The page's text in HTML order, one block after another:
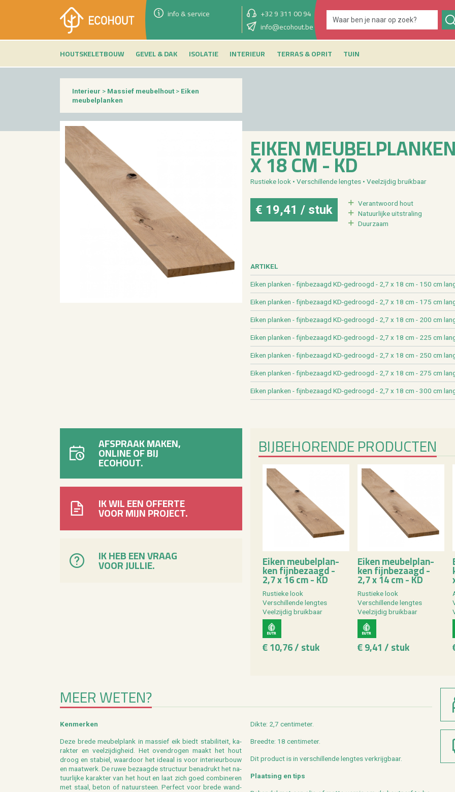
info & service +32 9 311 00 94
showroom morgen
info@ecohout.be
GESLOTEN
HOUTSKELETBOUW
GEVEL & DAK ISOLATIE INTERIEUR TERRAS & OPRIT TUIN
Interieur > Massief meubelhout> Eiken
meubelplanken
EIKEN
X 18 CM - KD
Rus­tie­ke look • Ver­schil­len­de leng­tes • Veel­zij­dig bruik­baar
€ 19,41 / stuk
Ver­ant­woord hout
Na­tuur­lij­ke uit­stra­ling
Duur­zaam
AR­TI­KEL
Eiken plan­ken - fijn­be­zaagd KD-ge­droogd - 2,7 x 18 cm - 150 cm
Eiken plan­ken - fijn­be­zaagd KD-ge­droogd - 2,7 x 18 cm - 175 cm
Eiken plan­ken - fijn­be­zaagd KD-ge­droogd - 2,7 x 18 cm - 200 cm
Eiken plan­ken - fijn­be­zaagd KD-ge­droogd - 2,7 x 18 cm - 225 cm
Eiken plan­ken - fijn­be­zaagd KD-ge­droogd - 2,7 x 18 cm - 250 cm
Eiken plan­ken - fijn­be­zaagd KD-ge­droogd - 2,7 x 18 cm - 275 cm
Eiken plan­ken - fijn­be­zaagd KD-ge­droogd - 2,7 x 18 cm - 300 cm
AFSPRAAK MAKEN,
ONLINE OF BIJ
ECOHOUT.
IK WIL EEN OFFERTE
VOOR MIJN PROJECT.
IK HEB EEN VRAAG
VOOR JULLIE.
BIJ­BE­HO­REN­DE PRO­DUC­TEN
Eiken meu­bel­plan­
ken fijn­be­zaagd -
2,7 x 16 cm - KD
Rus­tie­ke look
Ver­schil­len­de leng­tes
Veel­zij­dig bruik­baar
€ 10,76 / stuk
Eiken meu­bel­plan­
ken fijn­be­zaagd -
2,7 x 14 cm - KD
Rus­tie­ke look
Ver­schil­len­de leng­tes
Veel­zij­dig bruik­baar
€ 9,41 / stuk
MEER WETEN?
Ken­mer­ken
Deze brede meu­bel­plank in mas­sief eik biedt sta­bi­li­teit, ka­
rak­ter en veel­zij­dig­heid. Het oven­dro­gen maakt het hout
droog en sta­biel, waar­door het ide­aal is voor in­te­ri­eur­bouw
en maat­werk. De ruwe be­zaag­de struc­tuur be­na­drukt het na­
tuur­lij­ke ka­rak­ter van het hout en laat zich goed com­bi­ne­ren
met staal, beton of na­tuur­steen. Per­fect voor brede wand­
Dikte: 2,7 cen­ti­me­ter.
Breed­te: 18 cen­ti­me­ter.
Dit pro­duct is in ver­schil­len­de leng­tes ver­krijg­baar.
Plaat­sing en tips